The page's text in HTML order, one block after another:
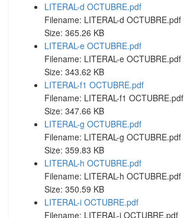
LITERAL-d OCTUBRE.pdf
Filename: LITERAL-d OCTUBRE.pdf
Size: 365.26 KB
LITERAL-e OCTUBRE.pdf
Filename: LITERAL-e OCTUBRE.pdf
Size: 343.62 KB
LITERAL-f1 OCTUBRE.pdf
Filename: LITERAL-f1 OCTUBRE.pdf
Size: 347.66 KB
LITERAL-g OCTUBRE.pdf
Filename: LITERAL-g OCTUBRE.pdf
Size: 359.83 KB
LITERAL-h OCTUBRE.pdf
Filename: LITERAL-h OCTUBRE.pdf
Size: 350.59 KB
LITERAL-i OCTUBRE.pdf
Filename: LITERAL-i OCTUBRE.pdf